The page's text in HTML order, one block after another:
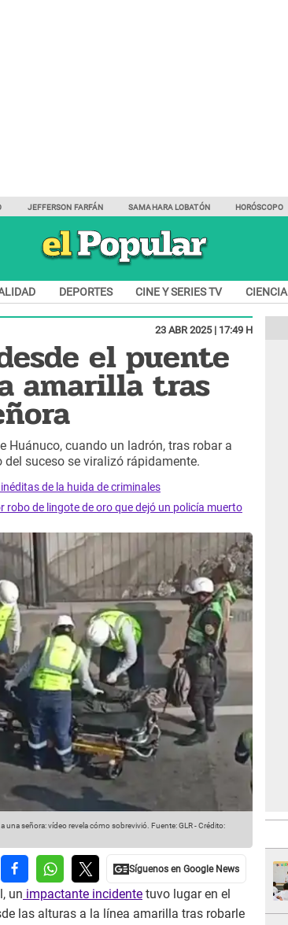
JEFFERSON FARFÁN SAMAHARA LOBATÓN HORÓSCOPO
DEPORTES CINE Y SERIES TV CIENCIA
23 ABR 2025 | 17:49 H
el puente
amarilla tras
Huánuco, cuando un ladrón, tras robar a
suceso se viralizó rápidamente.
de la huida de criminales
de lingote de oro que dejó un policía muerto
una señora: vídeo revela cómo sobrevivió. Fuente: GLR-Crédito:
un impactante incidente tuvo lugar en el
las alturas a la línea amarilla tras robarle